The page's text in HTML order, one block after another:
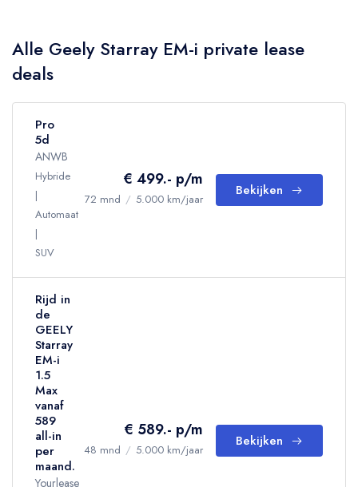
Alle Geely Starray EM-i private lease
deals
Pro
5d
ANWB
Hybride
Automaat
SUV
€ 499.- p/m
72 mnd / 5.000 km/jaar
Bekijken
Rijd in
de
GEELY
Starray
EM-i
1.5
Max
vanaf
589
all-in
per
maand.
Yourlease
€ 589.- p/m
48 mnd / 5.000 km/jaar
Bekijken